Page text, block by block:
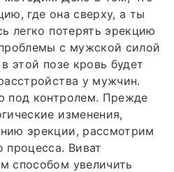
где она сверху, а ты
легко потерять эрекцию
с мужской силой
этой позе кровь будет
у мужчин.
под контролем. Прежде
изменения,
эрекции, рассмотрим
процесса. Виват
способом увеличить